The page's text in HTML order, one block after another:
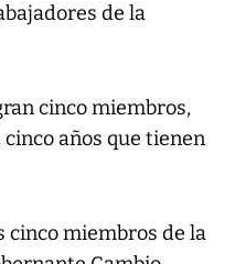
de la
cinco miembros,
años que tienen
cinco miembros de la